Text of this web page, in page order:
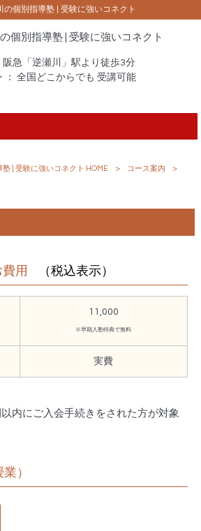
の個別指導塾 | 受験に強いコネクト
阪急「逆瀬川」駅より徒歩3分
： 全国どこからでも 受講可能
| 受験に強いコネクト HOME > コース案内
>
用 （税込表示）
11,000
※早期入塾特典で無料
実費
内にご入会手続きをされた方が対象
）